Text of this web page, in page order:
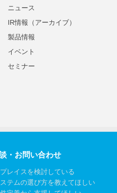
ニュース
IR情報（アーカイブ）
製品情報
イベント
セミナー
・お問い合わせ
プレイスを検討している
テムの選び方を教えてほしい